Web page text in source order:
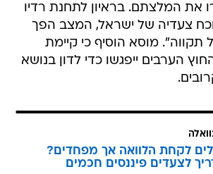
את המלצתם. בראיון לתחנת רדיו
צעדיה של ישראל, המצב הפך
תקווה". מוסא הוסיף כי קיימת
הערבים ייפגשו כדי לדון בנושא
לקחת הלוואה אך מפחדים?
לצעדים פיננסים חכמים